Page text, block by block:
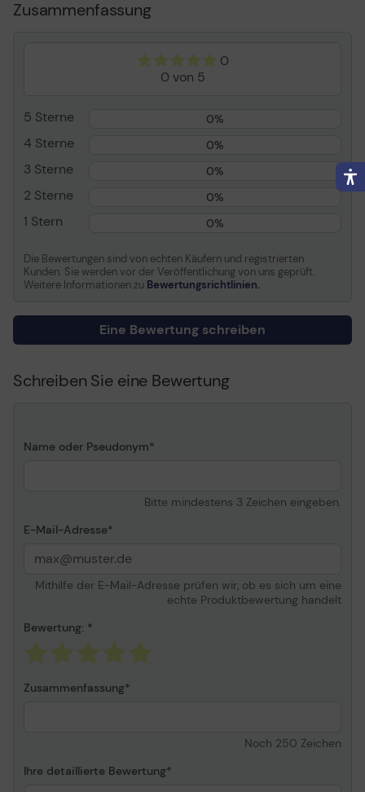
Diagrammdesign alles glatt läuft.
Alle Sprachen
Download
Allgemein
Kategorie
Büroanwendungen -
Projekte / Prozesse
Produkttyp
Lizenz
Plattform
Windows
Sprache
Alle Sprachen
Anzahl Lizenzen
1 PC
Zusammenfassung
0
0 von 5
5 Sterne 0%
4 Sterne 0%
3 Sterne 0%
2 Sterne 0%
1 Stern 0%
Die Bewertungen sind von echten Käufern und registrierten
Kunden. Sie werden vor der Veröffentlichung von uns geprüft.
Weitere Informationen zu Bewertungsrichtlinien.
Eine Bewertung schreiben
Schreiben Sie eine Bewertung
Name oder Pseudonym
Bitte mindestens 3 Zeichen eingeben.
E-Mail-Adresse
Mithilfe der E-Mail-Adresse prüfen wir, ob es sich um eine
echte Produktbewertung handelt
Bewertung:
Zusammenfassung
Noch 250 Zeichen
Ihre detaillierte Bewertung